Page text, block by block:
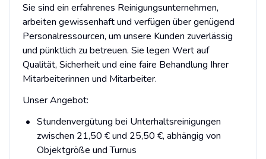
Sie sind ein erfahrenes Reinigungsunternehmen,
arbeiten gewissenhaft und verfügen über genügend
Personalressourcen, um unsere Kunden zuverlässig
und pünktlich zu betreuen. Sie legen Wert auf
Qualität, Sicherheit und eine faire Behandlung Ihrer
Mitarbeiterinnen und Mitarbeiter.
Unser Angebot:
Stundenvergütung bei Unterhaltsreinigungen
zwischen 21,50 € und 25,50 €, abhängig von
Objektgröße und Turnus